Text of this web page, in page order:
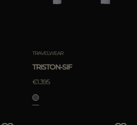
TRAVELWEAR
TRISTON-SIF
€1.395